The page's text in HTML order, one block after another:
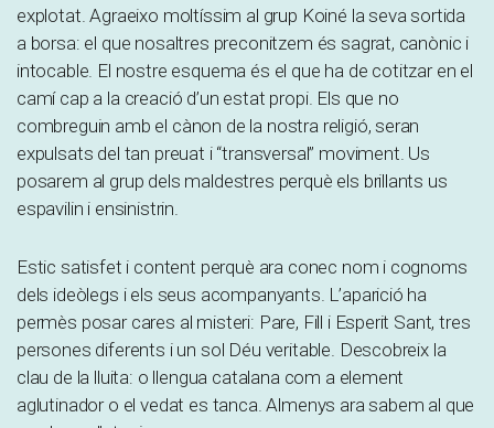
explotat. Agraeixo moltíssim al grup Koiné la seva sortida
a borsa: el que nosaltres preconitzem és sagrat, canònic i
intocable. El nostre esquema és el que ha de cotitzar en el
camí cap a la creació d’un estat propi. Els que no
combreguin amb el cànon de la nostra religió, seran
expulsats del tan preuat i “transversal” moviment. Us
posarem al grup dels maldestres perquè els brillants us
espavilin i ensinistrin.
Estic satisfet i content perquè ara conec nom i cognoms
dels ideòlegs i els seus acompanyants. L’aparició ha
permès posar cares al misteri: Pare, Fill i Esperit Sant, tres
persones diferents i un sol Déu veritable. Descobreix la
clau de la lluita: o llengua catalana com a element
aglutinador o el vedat es tanca. Almenys ara sabem al que